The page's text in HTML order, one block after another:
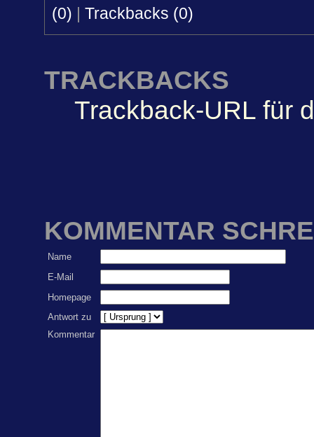
(0) | Trackbacks (0)
TRACKBACKS
Trackback-URL für
KOMMENTAR
Name
E-Mail
Homepage
Antwort zu
Kommentar